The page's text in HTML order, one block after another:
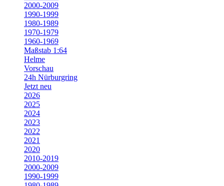
2000-2009
1990-1999
1980-1989
1970-1979
1960-1969
Maßstab 1:64
Helme
Vorschau
24h Nürburgring
Jetzt neu
2026
2025
2024
2023
2022
2021
2020
2010-2019
2000-2009
1990-1999